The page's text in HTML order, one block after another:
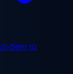
điểm từ